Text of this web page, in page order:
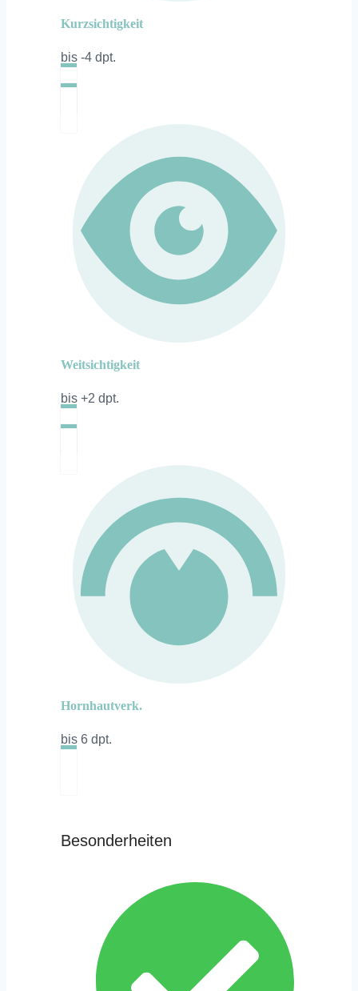
Kurzsichtigkeit
bis -4 dpt.
Weitsichtigkeit
bis +2 dpt.
Hornhautverk.
bis 6 dpt.
Besonderheiten